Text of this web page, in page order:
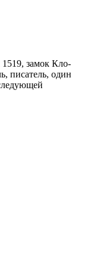
замок Кло-
писатель, один